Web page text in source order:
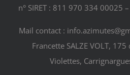
n° SIRET : 811 970 334 00025
Mail contact :
Francette SALZE VOLT,
Violettes,